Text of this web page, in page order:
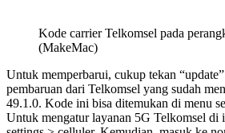
Kode carrier Telkomsel pada
(MakeMac)
Untuk memperbarui, cukup tekan
pembaruan dari Telkomsel yang sudah
49.1.0. Kode ini bisa ditemukan di menu
Untuk mengatur layanan 5G Telkomsel di